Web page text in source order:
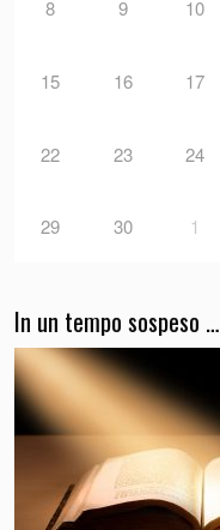
8 9 10
15 16 17
22 23 24
29 30 1
In un tempo sospeso …